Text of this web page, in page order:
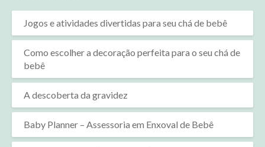
Jogos e atividades divertidas para seu chá de bebê
Como escolher a decoração perfeita para o seu chá de
bebê
A descoberta da gravidez
Baby Planner – Assessoria em Enxoval de Bebê